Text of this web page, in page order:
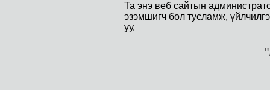
Та энэ веб сайтын
эзэмшигч бол тусламж,
уу.